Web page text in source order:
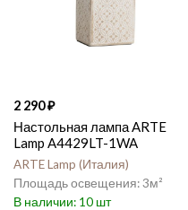
2 290
Настольная лампа ARTE
Lamp A4429LT-1WA
ARTE Lamp Италия
3
10